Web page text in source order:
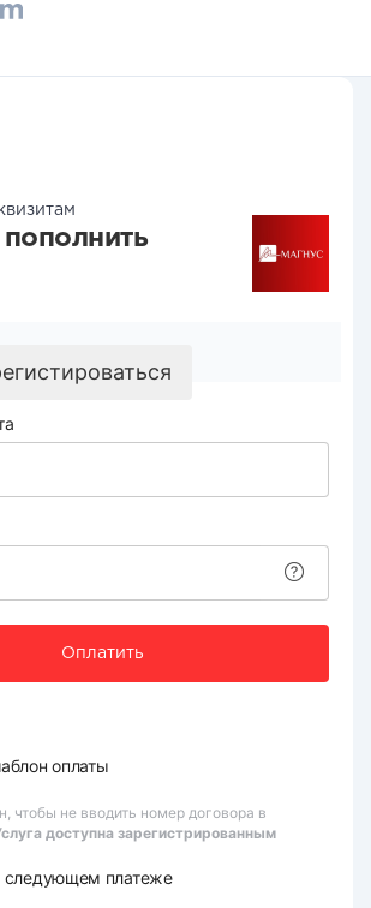
Оплатить
оплаты
чтобы не вводить номер договора в
доступна зарегистрированным
следующем платеже